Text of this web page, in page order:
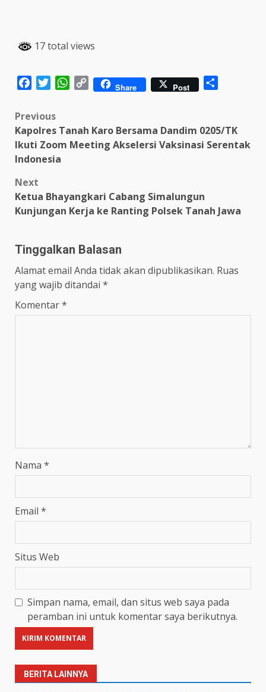
17 total views
FacebookTwitterWhatsApp
Copy Share Post
Post
navigation
Previous
Kapolres Tanah Karo Bersama Dandim 0205/TK
Ikuti Zoom Meeting Akselersi Vaksinasi Serentak
Indonesia
Next
Ketua Bhayangkari Cabang Simalungun
Kunjungan Kerja ke Ranting Polsek Tanah Jawa
Tinggalkan Balasan
Alamat email Anda tidak akan dipublikasikan. Ruas
yang wajib ditandai *
Komentar*
Nama *
Email *
Situs Web
Simpan nama, email, dan situs web saya pada
peramban ini untuk komentar saya berikutnya.
BERITA LAINNYA